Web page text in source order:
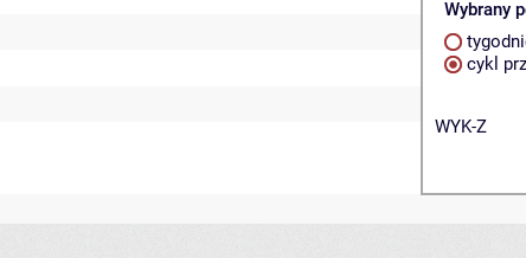
Wybrany
cykl
WYK-Z